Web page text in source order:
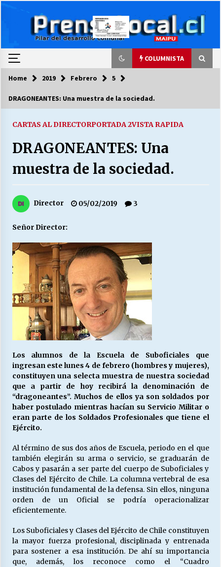
COLUMNISTA
COLUMNISTA
cuándo van a bajar?
HISTORIA
“ORGULLOSOS DE SER DC” SALUDA EL
MUNICIPALIDAD, TRABAJADORES, CLIMA
LABORAL:
13/07/2026
Escuela hospitalaria El Carmen de Maipu.
25/06/2026
¿Qué habrían dicho?
23/06/2026
VOLVER A SER ALTERNATIVA
16/06/2026
Releyendo la Rerum Novarum a 135 años. “La
cuestión social hoy”.
16/05/2026
Nuestras Almas)
30/04/2026
¿Asesores con doble sueldo?
Home 2019 Febrero 5
DRAGONEANTES: Una muestra de la sociedad.
CARTAS AL DIRECTORPORTADA 2VISTA RAPIDA
DRAGONEANTES: Una
muestra de la sociedad.
Director 05/02/2019 3
Señor Director:
Los alumnos de la Escuela de Suboficiales que
ingresan este lunes 4 de febrero (hombres y mujeres),
constituyen una selecta muestra de nuestra sociedad
que a partir de hoy recibirá la denominación de
“dragoneantes”. Muchos de ellos ya son soldados por
haber postulado mientras hacían su Servicio Militar o
eran parte de los Soldados Profesionales que tiene el
Ejército.
Al término de sus dos años de Escuela, periodo en el que
también elegirán su arma o servicio, se graduarán de
Cabos y pasarán a ser parte del cuerpo de Suboficiales y
Clases del Ejército de Chile. La columna vertebral de esa
institución fundamental de la defensa. Sin ellos, ninguna
orden de un Oficial se podría operacionalizar
eficientemente.
Los Suboficiales y Clases del Ejército de Chile constituyen
la mayor fuerza profesional, disciplinada y entrenada
para sostener a esa institución. De ahí su importancia
que, además, los reconoce como el “Cuadro